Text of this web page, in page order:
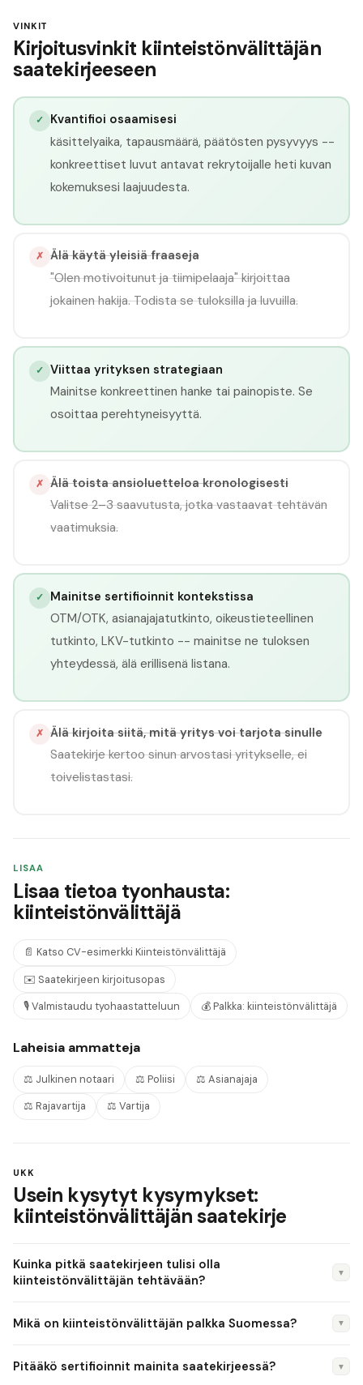
VINKIT
Kirjoitusvinkit kiinteistönvälittäjän
saatekirjeeseen
✓ Kvantifioi osaamisesi
käsittelyaika, tapausmäärä, päätösten pysyvyys --
konkreettiset luvut antavat rekrytoijalle heti kuvan
kokemuksesi laajuudesta.
✗ Älä käytä yleisiä fraaseja
"Olen motivoitunut ja tiimipelaaja" kirjoittaa
jokainen hakija. Todista se tuloksilla ja luvuilla.
✓ Viittaa yrityksen strategiaan
Mainitse konkreettinen hanke tai painopiste. Se
osoittaa perehtyneisyyttä.
✗ Älä toista ansioluetteloa kronologisesti
Valitse 2–3 saavutusta, jotka vastaavat tehtävän
vaatimuksia.
✓ Mainitse sertifioinnit kontekstissa
OTM/OTK, asianajajatutkinto, oikeustieteellinen
tutkinto, LKV-tutkinto -- mainitse ne tuloksen
yhteydessä, älä erillisenä listana.
✗ Älä kirjoita siitä, mitä yritys voi tarjota sinulle
Saatekirje kertoo sinun arvostasi yritykselle, ei
toivelistastasi.
LISAA
Lisaa tietoa tyonhausta:
kiinteistönvälittäjä
📄 Katso CV-esimerkki Kiinteistönvälittäjä
✉️ Saatekirjeen kirjoitusopas
🎙️Valmistaudu tyohaastatteluun 💰 Palkka: kiinteistönvälittäjä
Laheisia ammatteja
⚖️ Julkinen notaari ⚖️ Poliisi ⚖️ Asianajaja
⚖️ Rajavartija ⚖️ Vartija
UKK
Usein kysytyt kysymykset:
kiinteistönvälittäjän saatekirje
Kuinka pitkä saatekirjeen tulisi olla
kiinteistönvälittäjän tehtävään?
▼
Kiinteistönvälittäjänä sinut arvioidaan viestintätaidoistasi --
Mikä on kiinteistönvälittäjän palkka Suomessa? ▼
mukaan. Duunitorin ja Tilastokeskuksen tietojen perusteella
Pitääkö sertifioinnit mainita saatekirjeessä? ▼